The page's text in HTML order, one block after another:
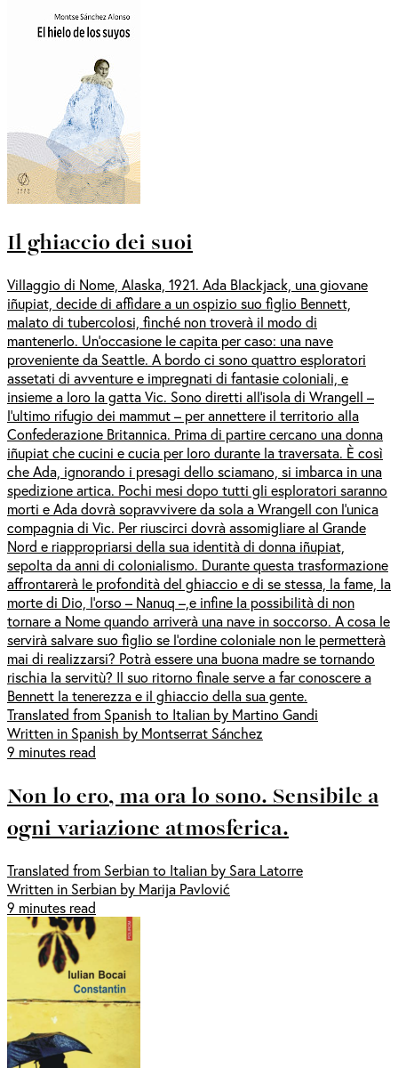
Il ghiaccio dei suoi
Villaggio di Nome, Alaska, 1921. Ada Blackjack, una giovane
iñupiat, decide di affidare a un ospizio suo figlio Bennett,
malato di tubercolosi, finché non troverà il modo di
mantenerlo. Un’occasione le capita per caso: una nave
proveniente da Seattle. A bordo ci sono quattro esploratori
assetati di avventure e impregnati di fantasie coloniali, e
insieme a loro la gatta Vic. Sono diretti all’isola di Wrangell –
l’ultimo rifugio dei mammut – per annettere il territorio alla
Confederazione Britannica. Prima di partire cercano una donna
iñupiat che cucini e cucia per loro durante la traversata. È così
che Ada, ignorando i presagi dello sciamano, si imbarca in una
spedizione artica. Pochi mesi dopo tutti gli esploratori saranno
morti e Ada dovrà sopravvivere da sola a Wrangell con l’unica
compagnia di Vic. Per riuscirci dovrà assomigliare al Grande
Nord e riappropriarsi della sua identità di donna iñupiat,
sepolta da anni di colonialismo. Durante questa trasformazione
affrontarerà le profondità del ghiaccio e di se stessa, la fame, la
morte di Dio, l’orso – Nanuq –,e infine la possibilità di non
tornare a Nome quando arriverà una nave in soccorso. A cosa le
servirà salvare suo figlio se l’ordine coloniale non le permetterà
mai di realizzarsi? Potrà essere una buona madre se tornando
rischia la servitù? Il suo ritorno finale serve a far conoscere a
Bennett la tenerezza e il ghiaccio della sua gente.
Translated from Spanish to Italian by Martino Gandi
Written in Spanish by Montserrat Sánchez
9 minutes read
Non lo ero, ma ora lo sono. Sensibile a
ogni variazione atmosferica.
Translated from Serbian to Italian by Sara Latorre
Written in Serbian by Marija Pavlović
9 minutes read